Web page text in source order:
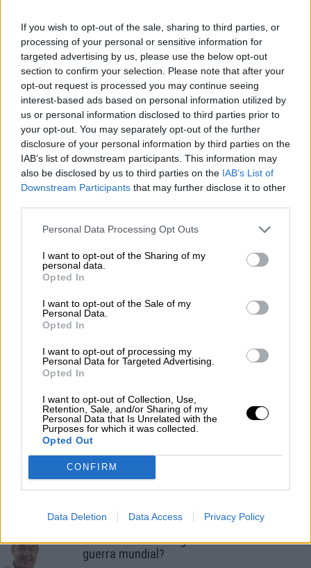
If you wish to opt-out of the sale, sharing to third parties, or
processing of your personal or sensitive information for
targeted advertising by us, please use the below opt-out
section to confirm your selection. Please note that after your
opt-out request is processed you may continue seeing
interest-based ads based on personal information utilized by
us or personal information disclosed to third parties prior to
your opt-out. You may separately opt-out of the further
disclosure of your personal information by third parties on the
IAB’s list of downstream participants. This information may
also be disclosed by us to third parties on the IAB’s List of
Downstream Participants that may further disclose it to other
Personal Data Processing Opt Outs
I want to opt-out of the Sharing of my
personal data.
Opted In
I want to opt-out of the Sale of my
Personal Data.
Opted In
I want to opt-out of processing my
Personal Data for Targeted Advertising.
Opted In
I want to opt-out of Collection, Use,
Retention, Sale, and/or Sharing of my
Personal Data that Is Unrelated with the
Purposes for which it was collected.
Opted Out
CONFIRM
Data Deletion Data Access Privacy Policy
PorRedacción La Hora Digital
Más artículos de este autor
lunes, 19 de octubre de 2020
‘Pon más héroes en tu plato’, una
campaña de AESAN para luchar
contra la obesidad infantil y promover
la actividad física
Lydia Navarro
Más artículos de este autor
OPINIONES DIVERSAS
¿La ciudadanía de Occidente es
consciente del riesgo de una tercera
guerra mundial?